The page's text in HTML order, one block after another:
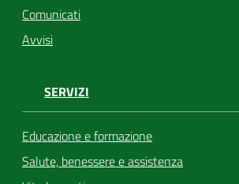
Comunicati
Avvisi
SERVIZI
Educazione e formazione
Salute, benessere e assistenza